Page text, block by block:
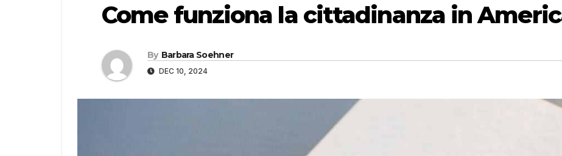
Come funziona la cittadinanza in
By Barbara Soehner
DEC 10, 2024